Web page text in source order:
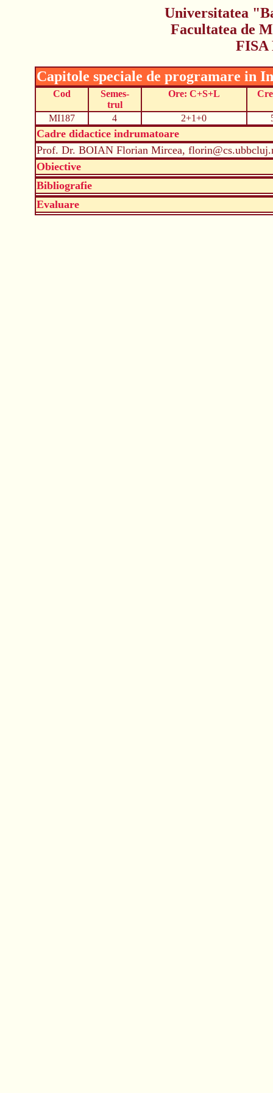
Universitatea
Facultatea de
FISA
Capitole speciale de programare in
Cod
Semes-
trul
Ore: C+S+L
MI187 4 2+1+0
Cadre didactice indrumatoare
Prof. Dr. BOIAN Florian Mircea,
Obiective
Bibliografie
Evaluare